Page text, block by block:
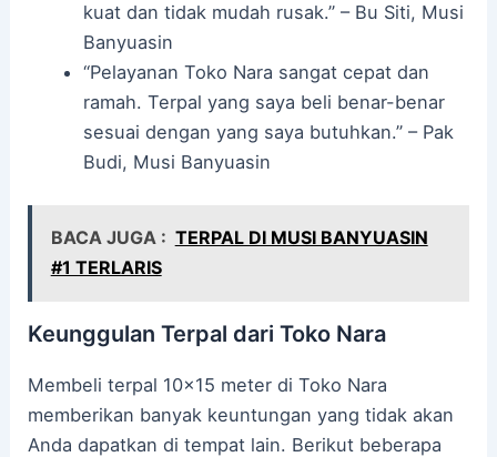
kuat dan tidak mudah rusak.” – Bu Siti, Musi
Banyuasin
“Pelayanan Toko Nara sangat cepat dan
ramah. Terpal yang saya beli benar-benar
sesuai dengan yang saya butuhkan.” – Pak
Budi, Musi Banyuasin
BACA JUGA : TERPAL DI MUSI BANYUASIN
#1 TERLARIS
Keunggulan Terpal dari Toko Nara
Membeli terpal 10×15 meter di Toko Nara
memberikan banyak keuntungan yang tidak akan
Anda dapatkan di tempat lain. Berikut beberapa